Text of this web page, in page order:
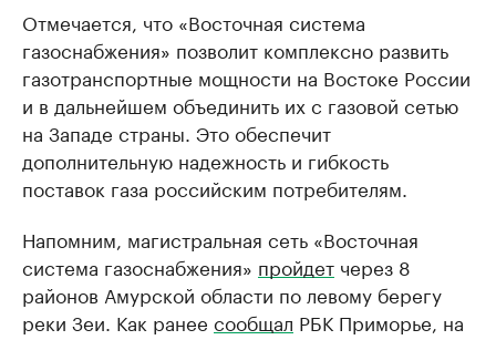
Отмечается, что «Восточная система
газоснабжения» позволит комплексно развить
газотранспортные мощности на Востоке России
и в дальнейшем объединить их с газовой сетью
на Западе страны. Это обеспечит
дополнительную надежность и гибкость
поставок газа российским потребителям.
Напомним, магистральная сеть «Восточная
система газоснабжения» пройдет через 8
районов Амурской области по левому берегу
реки Зеи. Как ранее сообщал РБК Приморье, на